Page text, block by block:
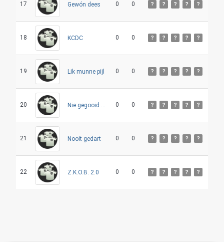
17 Gewón dees 0 0 ? ? ? ? ?
18 KCDC 0 0 ? ? ? ? ?
19 Lik munne pijl 0 0 ? ? ? ? ?
20 0 0 ? ? ? ? ?
21 Nooit gedart 0 0 ? ? ? ? ?
22 Z.K.O.B. 2.0 0 0 ? ? ? ? ?